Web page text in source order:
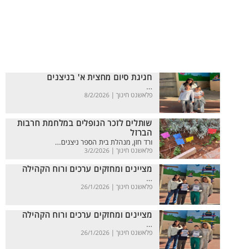
חגיגת סיום מחצית א' בניצנים
...
פלאשנט חינוך | 8/2/2026
שותלים לזכר הנופלים במלחמת חרבות
הברזל
ורד חזן, מנהלת בית הספר ניצנים...
פלאשנט חינוך | 3/2/2026
מציינים ומחזקים ערכים ורוח הקהילה
...
פלאשנט חינוך | 26/1/2026
מציינים ומחזקים ערכים ורוח הקהילה
...
פלאשנט חינוך | 26/1/2026